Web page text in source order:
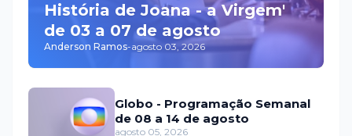
História de Joana - a Virgem'
de 03 a 07 de agosto
Anderson Ramos-agosto 03, 2026
Globo - Programação Semanal
de 08 a 14 de agosto
agosto 05, 2026